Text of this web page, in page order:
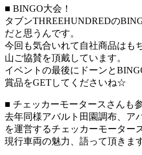
■ BINGO大会！
タブンTHREEHUNDREDの
だと思うんです。
今回も気合いれて自社商品はも
山ご協賛を頂戴しています。
イベントの最後にドーンと
賞品をGETしてくださいね☆
■ チェッカーモータースさんも
去年同様アバルト田園調布、ア
を運営するチェッカーモーター
現行車両の魅力、語って頂きま